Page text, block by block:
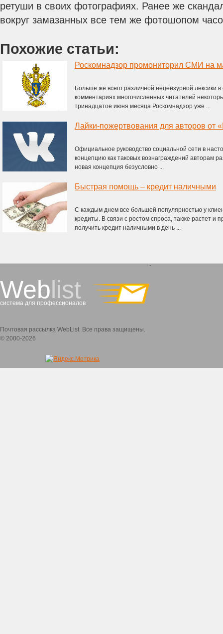
ретуши в своих фотографиях. Ранее же
вокруг замазанных все тем же фотошопом
Похожие статьи:
Роскомнадзор промониторил СМИ на
Больше же всего различной нецензурной лексики
комментариях многочисленных читателей
тринадцатое июня месяца Роскомнадзор уже ...
Лайки-пожертвования для авторов от
Официальное руководство социальной сети в
концепцию как таковых вознаграждений авторам
новая концепция безусловно ...
Быстрая помощь – кредит наличными
С каждым днем все большей популярностью у
кредиты. В связи с ростом спроса, также растет
получить кредит наличными в день ...
Weblist
система для профессионалов
`
Почтовая рассылка WebList. Все права защищены.
© 2000-2026